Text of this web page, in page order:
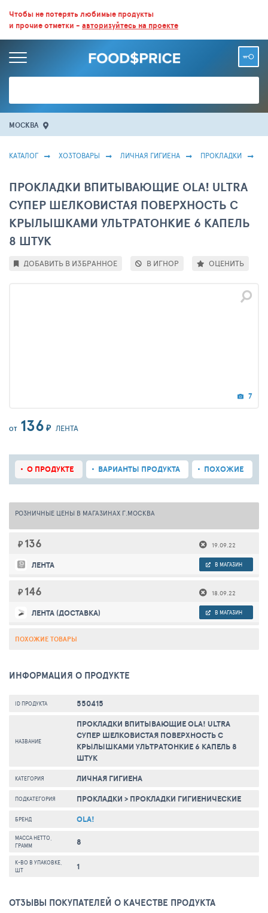
ВСЕ СКИДКИ И ВЫГОДНЫЕ ЦЕНЫ НА ПРОДУКТЫ В МАГАЗИНАХ.
БОЛЬШЕ 100 000 ТОВАРОВ. ЕЖЕДНЕВНОЕ ОБНОВЛЕНИЕ ЦЕН.
Чтобы не потерять любимые продукты
и прочие отметки - авторизуйтесь на проекте
МОСКВА
КАТАЛОГ ХОЗТОВАРЫ ЛИЧНАЯ ГИГИЕНА ПРОКЛАДКИ
ПРОКЛАДКИ ВПИТЫВАЮЩИЕ OLA! ULTRA
СУПЕР ШЕЛКОВИСТАЯ ПОВЕРХНОСТЬ С
КРЫЛЫШКАМИ УЛЬТРАТОНКИЕ 6 КАПЕЛЬ
8 ШТУК
7
ОТ 136 ₽ ЛЕНТА
ДОБАВИТЬ В ИЗБРАННОЕ В ИГНОР ОЦЕНИТЬ
О ПРОДУКТЕ ВАРИАНТЫ ПРОДУКТА ПОХОЖИЕ
РОЗНИЧНЫЕ ЦЕНЫ В МАГАЗИНАХ Г.МОСКВА
₽ 136 19.09.22
ЛЕНТА В МАГАЗИН
₽ 146 18.09.22
ЛЕНТА (ДОСТАВКА) В МАГАЗИН
ПОХОЖИЕ ТОВАРЫ
ИНФОРМАЦИЯ О ПРОДУКТЕ
ID ПРОДУКТА 550415
НАЗВАНИЕ
ПРОКЛАДКИ ВПИТЫВАЮЩИЕ OLA! ULTRA
СУПЕР ШЕЛКОВИСТАЯ ПОВЕРХНОСТЬ С
КРЫЛЫШКАМИ УЛЬТРАТОНКИЕ 6 КАПЕЛЬ 8
ШТУК
КАТЕГОРИЯ ЛИЧНАЯ ГИГИЕНА
ПОДКАТЕГОРИЯ ПРОКЛАДКИ > ПРОКЛАДКИ ГИГИЕНИЧЕСКИЕ
БРЕНД OLA!
МАССА НЕТТО,
ГРАММ
8
К-ВО В УПАКОВКЕ,
ШТ
1
ОТЗЫВЫ ПОКУПАТЕЛЕЙ О КАЧЕСТВЕ ПРОДУКТА